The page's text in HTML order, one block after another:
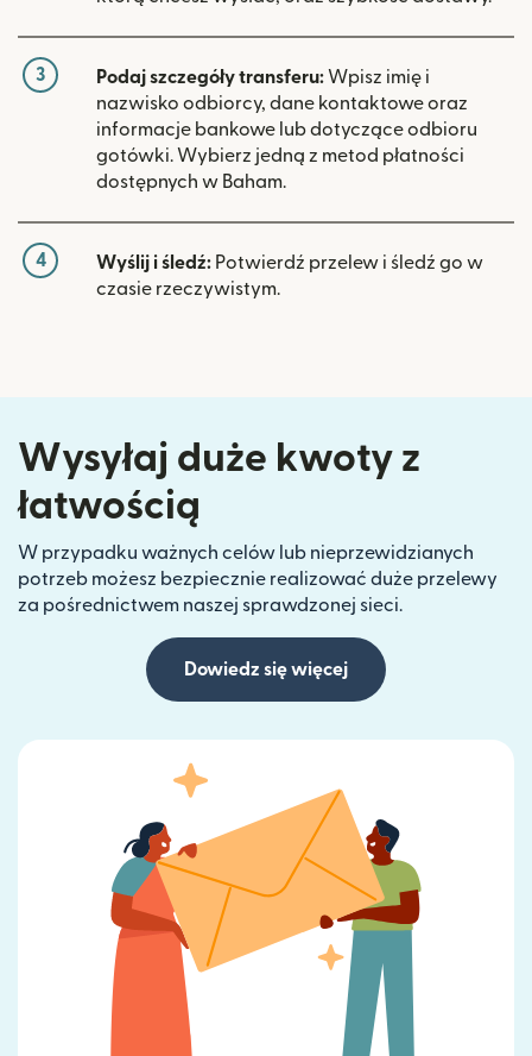
3 Podaj szczegóły transferu:Wpisz imię i
nazwisko odbiorcy, dane kontaktowe oraz
informacje bankowe lub dotyczące odbioru
gotówki. Wybierz jedną z metod płatności
dostępnych w Baham.
4 Wyślij i śledź: Potwierdź przelew i śledź go w
czasie rzeczywistym.
Wysyłaj duże kwoty z
łatwością
W przypadku ważnych celów lub nieprzewidzianych
potrzeb możesz bezpiecznie realizować duże przelewy
za pośrednictwem naszej sprawdzonej sieci.
Dowiedz się więcej